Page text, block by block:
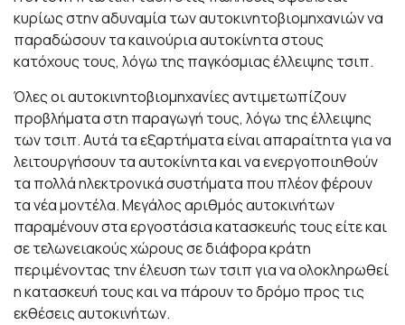
κυρίως στην αδυναμία των αυτοκινητοβιομηχανιών να
παραδώσουν τα καινούρια αυτοκίνητα στους
κατόχους τους, λόγω της παγκόσμιας έλλειψης τσιπ.
Όλες οι αυτοκινητοβιομηχανίες αντιμετωπίζουν
προβλήματα στη παραγωγή τους, λόγω της έλλειψης
των τσιπ. Αυτά τα εξαρτήματα είναι απαραίτητα για να
λειτουργήσουν τα αυτοκίνητα και να ενεργοποιηθούν
τα πολλά ηλεκτρονικά συστήματα που πλέον φέρουν
τα νέα μοντέλα. Μεγάλος αριθμός αυτοκινήτων
παραμένουν στα εργοστάσια κατασκευής τους είτε και
σε τελωνειακούς χώρους σε διάφορα κράτη
περιμένοντας την έλευση των τσιπ για να ολοκληρωθεί
η κατασκευή τους και να πάρουν το δρόμο προς τις
εκθέσεις αυτοκινήτων.